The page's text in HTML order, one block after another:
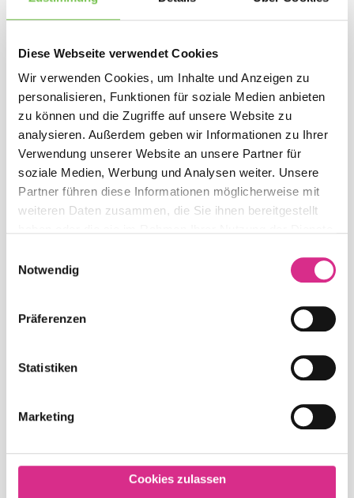
Diese Webseite verwendet Cookies
Wir verwenden Cookies, um Inhalte und Anzeigen zu
personalisieren, Funktionen für soziale Medien anbieten
zu können und die Zugriffe auf unsere Website zu
analysieren. Außerdem geben wir Informationen zu Ihrer
Verwendung unserer Website an unsere Partner für
soziale Medien, Werbung und Analysen weiter. Unsere
Partner führen diese Informationen möglicherweise mit
weiteren Daten zusammen, die Sie ihnen bereitgestellt
Notwendig
Präferenzen
Statistiken
Marketing
Cookies zulassen
Verhinderung von Cookies
Sie können Ihre Browser-Einstellung
entsprechend Ihren Wünschen konfigurieren
und z. B. die Annahme von Third-Party-Cookies
oder allen Cookies ablehnen. Wir weisen Sie
darauf hin, dass Sie dann eventuell nicht alle
Funktionen dieser Website nutzen können.
verschiedene Dienste, die im Folgenden
analysieren, wie viele Nutzer unsere Seite
gefragtesten sind oder wie Nutzer das Angebot
auffinden. Wir erfassen unter anderen Daten
betroffene Person auf eine Internetseite
welche Unterseiten der Internetseite
zugegriffen oder wie oft und für welche
Verweildauer eine Unterseite betrachtet wurde.